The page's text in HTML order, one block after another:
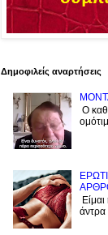
Δημοφιλείς αναρτήσεις
Ο
άντρα